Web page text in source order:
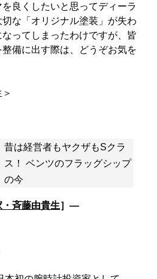
良くしたいと思ってディーラ
な「オリジナル塗装」が失わ
ってしまったわけですが、皆
備に出す際は、どうぞお気を
昔は経営者もヤクザもSクラ
ス！ ベンツのフラッグシップ
の今
斉藤由貴生］―